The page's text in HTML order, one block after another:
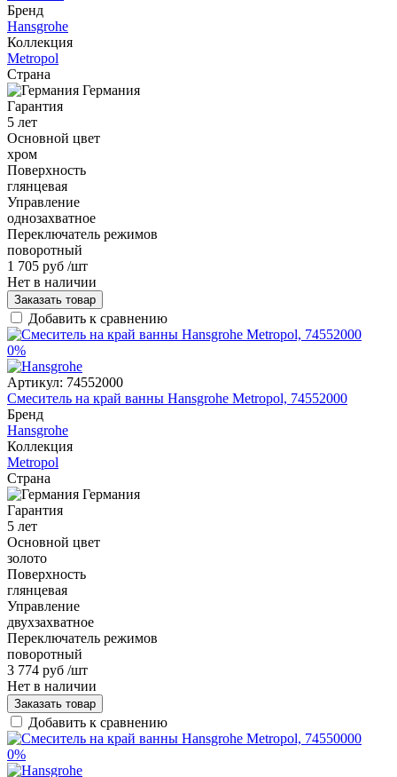
Бренд
Hansgrohe
Коллекция
Metropol
Страна
Германия
Гарантия
5 лет
Основной цвет
хром
Поверхность
глянцевая
Управление
однозахватное
Переключатель режимов
поворотный
1 705 руб /шт
Нет в наличии
Заказать товар
Добавить к сравнению
0%
Артикул: 74552000
Смеситель на край ванны Hansgrohe Metropol, 74552000
Бренд
Hansgrohe
Коллекция
Metropol
Страна
Германия
Гарантия
5 лет
Основной цвет
золото
Поверхность
глянцевая
Управление
двухзахватное
Переключатель режимов
поворотный
3 774 руб /шт
Нет в наличии
Заказать товар
Добавить к сравнению
0%